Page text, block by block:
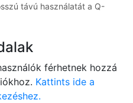
távú használatát a Q-
férhetnek hozzá
Kattints ide a